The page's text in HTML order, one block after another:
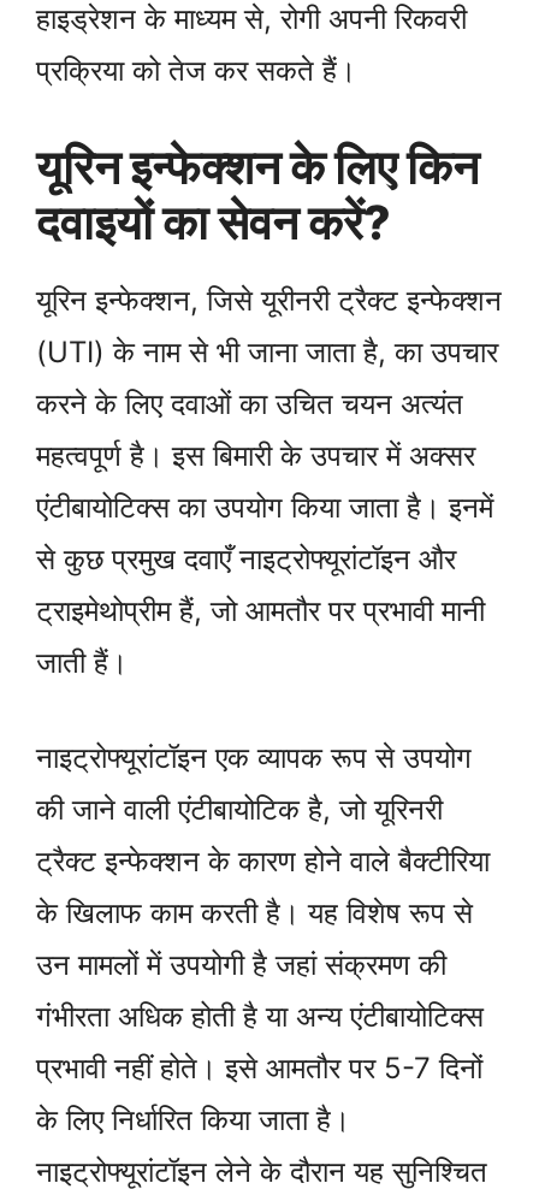
हाइड्रेशन के माध्यम से, रोगी अपनी रिकवरी
प्रक्रिया को तेज कर सकते हैं।
यूरिन इन्फेक्शन के लिए किन
दवाइयों का सेवन करें?
यूरिन इन्फेक्शन, जिसे यूरीनरी ट्रैक्ट इन्फेक्शन
(UTI) के नाम से भी जाना जाता है, का उपचार
करने के लिए दवाओं का उचित चयन अत्यंत
महत्वपूर्ण है। इस बिमारी के उपचार में अक्सर
एंटीबायोटिक्स का उपयोग किया जाता है। इनमें
से कुछ प्रमुख दवाएँ नाइट्रोफ्यूरांटॉइन और
ट्राइमेथोप्रीम हैं, जो आमतौर पर प्रभावी मानी
जाती हैं।
नाइट्रोफ्यूरांटॉइन एक व्यापक रूप से उपयोग
की जाने वाली एंटीबायोटिक है, जो यूरिनरी
ट्रैक्ट इन्फेक्शन के कारण होने वाले बैक्टीरिया
के खिलाफ काम करती है। यह विशेष रूप से
उन मामलों में उपयोगी है जहां संक्रमण की
गंभीरता अधिक होती है या अन्य एंटीबायोटिक्स
प्रभावी नहीं होते। इसे आमतौर पर 5-7 दिनों
के लिए निर्धारित किया जाता है।
नाइट्रोफ्यूरांटॉइन लेने के दौरान यह सुनिश्चित